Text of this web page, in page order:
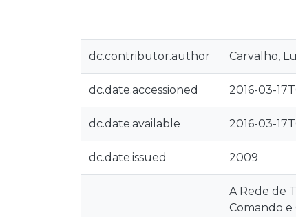
dc.contributor.author Carvalho,
dc.date.accessioned 2016-03-
dc.date.available 2016-03-
dc.date.issued 2009
A Rede de
Comando e